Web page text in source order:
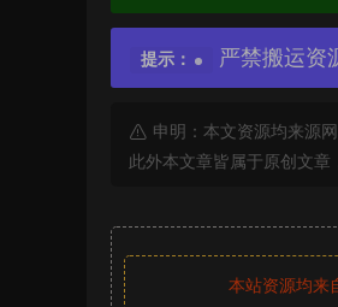
提示： 严禁搬运资
申明：本文资源均来源
此外本文章皆属于原创文章
本站资源均来